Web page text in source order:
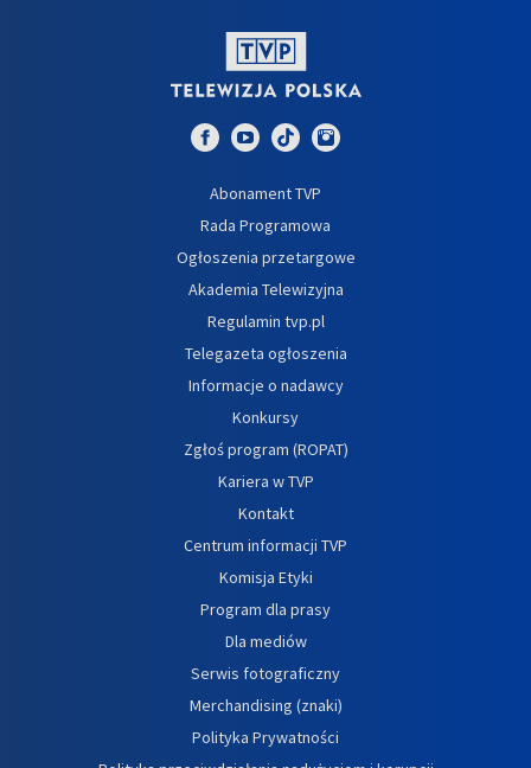
Abonament TVP
Rada Programowa
Ogłoszenia przetargowe
Akademia Telewizyjna
Regulamin tvp.pl
Telegazeta ogłoszenia
Informacje o nadawcy
Konkursy
Zgłoś program (ROPAT)
Kariera w TVP
Kontakt
Centrum informacji TVP
Komisja Etyki
Program dla prasy
Dla mediów
Serwis fotograficzny
Merchandising (znaki)
Polityka Prywatności